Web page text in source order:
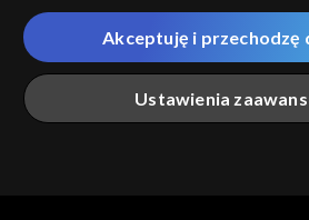
które wskazujemy poniżej, a także zgody
przez nas identyfikatora PPID do
Twoje dane osobowe zbierane podczas
Ciebie naszych
poszczególnych
„Portalem”, w tym informacje
Ustawienia
Akceptuję i przechodzę